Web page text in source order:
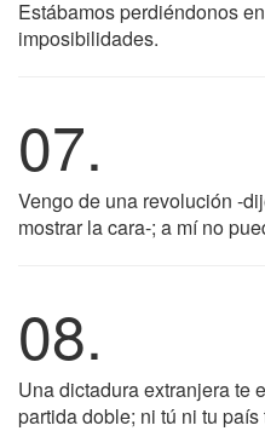
Estábamos perdiéndonos
imposibilidades.
07.
Vengo de una revolución -
mostrar la cara-; a mí no
08.
Una dictadura extranjera te
partida doble; ni tú ni tu